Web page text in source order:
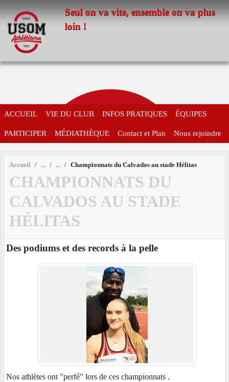
Seul on va vite, ensemble on va plus
loin !
ACCUEIL VIE DU CLUB INFOS PRATIQUES ÉQUIPES
PARTICIPER MÉDIATHÈQUE Contact et Plan Nous rejoindre
Accueil Championnats du Calvados au stade Hélitas
CHAMPIONNATS DU
CALVADOS AU STADE
HÉLITAS
Des podiums et des records à la pelle
Nos athlètes ont "perfé" lors de ces championnats .